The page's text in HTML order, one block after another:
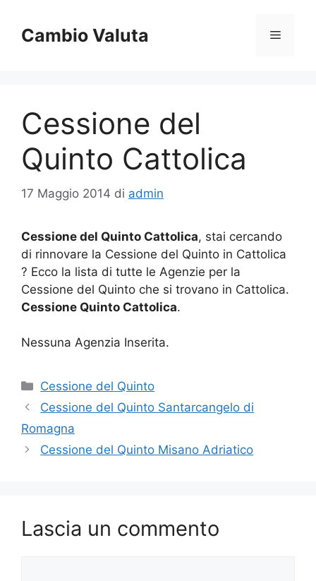
contenuto
Cambio Valuta Menu
Cessione del
Quinto Cattolica
17 Maggio 2014 di admin
Cessione del Quinto Cattolica, stai cercando
di rinnovare la Cessione del Quinto in Cattolica
? Ecco la lista di tutte le Agenzie per la
Cessione del Quinto che si trovano in Cattolica.
Cessione Quinto Cattolica.
Nessuna Agenzia Inserita.
Categorie
Cessione del Quinto
Cessione del Quinto Santarcangelo di
Romagna
Cessione del Quinto Misano Adriatico
Lascia un commento